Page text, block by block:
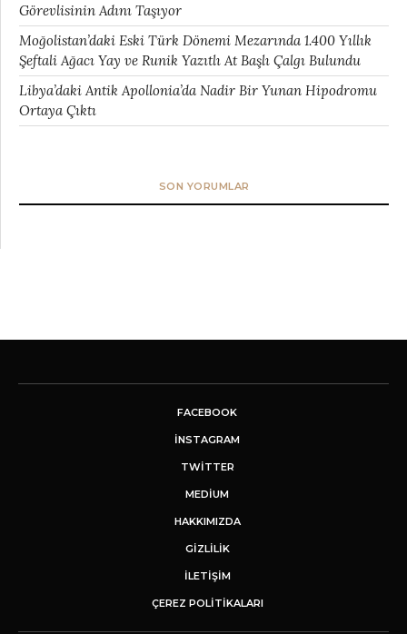
Görevlisinin Adını Taşıyor
Moğolistan’daki Eski Türk Dönemi Mezarında 1.400 Yıllık
Şeftali Ağacı Yay ve Runik Yazıtlı At Başlı Çalgı Bulundu
Libya’daki Antik Apollonia’da Nadir Bir Yunan Hipodromu
Ortaya Çıktı
SON YORUMLAR
FACEBOOK
INSTAGRAM
TWITTER
MEDIUM
HAKKIMIZDA
GİZLİLİK
İLETIŞIM
ÇEREZ POLITIKALARI